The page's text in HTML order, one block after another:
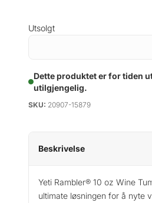
Utsolgt
Dette produktet er for tiden
utilgjengelig.
SKU: 20907-15879
Beskrivelse
Yeti Rambler® 10 oz Wine
ultimate løsningen for å nyte